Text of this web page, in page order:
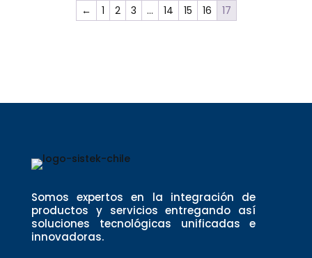
← 1 2 3 … 14 15 16 17
Somos expertos en la integración de
productos y servicios entregando así
soluciones tecnológicas unificadas e
innovadoras.